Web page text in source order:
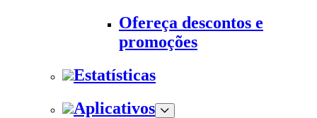
Ofereça descontos e
promoções
Estatísticas
Aplicativos